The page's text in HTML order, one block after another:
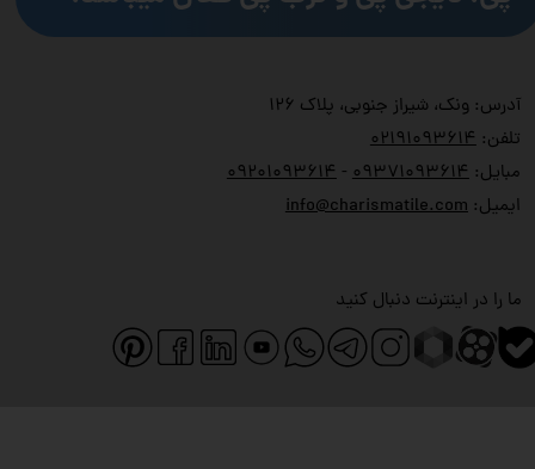
ما را در اینترنت دنبال کنید
آدرس: ونک، شیراز جنوبی، پلاک ۱۲۶
تلفن:
۰۲۱۹۱۰۹۳۶۱۴
مبایل:
۰۹۳۷۱۰۹۳۶۱۴ - ۰۹۲۰۱۰۹۳۶۱۴
ایمیل:info@charismatile.com